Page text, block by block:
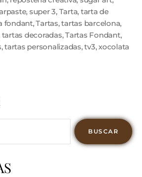
, super 3, Tarta, tarta de
fondant,Tartas,tartas barcelona,
tartas decoradas,Tartas Fondant,
,tartas personalizadas,tv3,xocolata